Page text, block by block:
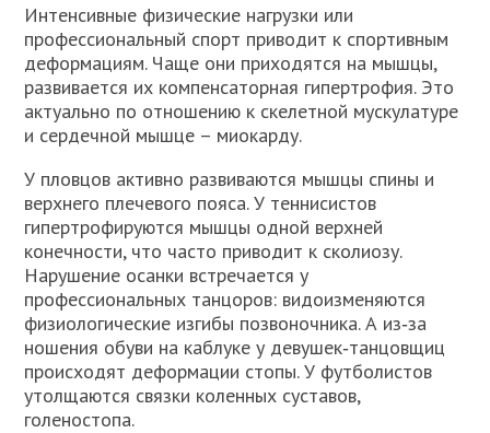
Интенсивные физические нагрузки или
профессиональный спорт приводит к спортивным
деформациям. Чаще они приходятся на мышцы,
развивается их компенсаторная гипертрофия. Это
актуально по отношению к скелетной мускулатуре
и сердечной мышце – миокарду.
У пловцов активно развиваются мышцы спины и
верхнего плечевого пояса. У теннисистов
гипертрофируются мышцы одной верхней
конечности, что часто приводит к сколиозу.
Нарушение осанки встречается у
профессиональных танцоров: видоизменяются
физиологические изгибы позвоночника. А из‐за
ношения обуви на каблуке у девушек‐танцовщиц
происходят деформации стопы. У футболистов
утолщаются связки коленных суставов,
голеностопа.